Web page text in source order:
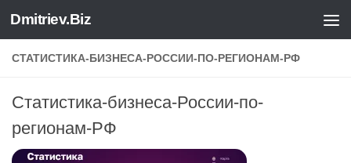
Skip to content
Dmitriev.Biz
СТАТИСТИКА-БИЗНЕСА-РОССИИ-ПО-РЕГИОНАМ-РФ
Статистика-бизнеса-России-по-
регионам-РФ